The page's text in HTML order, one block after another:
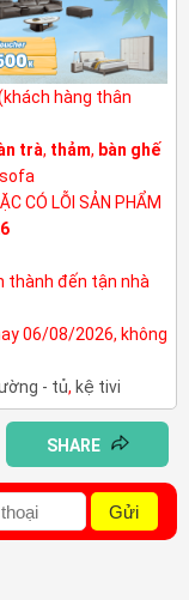
hàng thân
trà, thảm, bàn ghế
CÓ LỖI SẢN PHẨM
thành đến tận nhà
06/08/2026, không
- tủ, kệ tivi
SHARE
Gửi